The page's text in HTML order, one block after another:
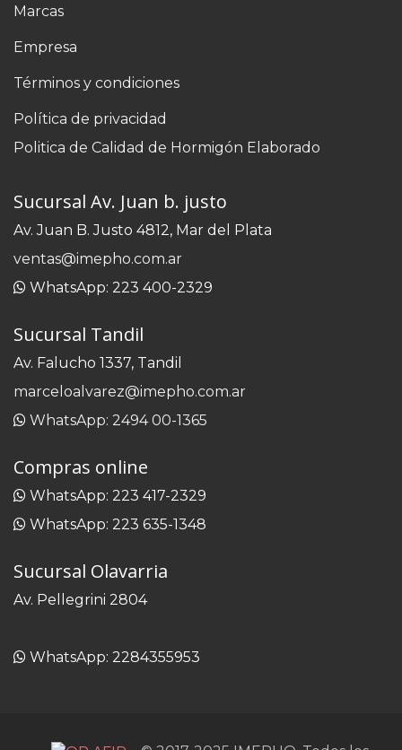
Marcas
Empresa
Términos y condiciones
Política de privacidad
Politica de Calidad de Hormigón Elaborado
Sucursal Av. Juan b. justo
Av. Juan B. Justo 4812, Mar del Plata
ventas@imepho.com.ar
WhatsApp: 223 400-2329
Sucursal Tandil
Av. Falucho 1337, Tandil
marceloalvarez@imepho.com.ar
WhatsApp: 2494 00-1365
Compras online
WhatsApp: 223 417-2329
WhatsApp: 223 635-1348
Sucursal Olavarria
Av. Pellegrini 2804
WhatsApp: 2284355953